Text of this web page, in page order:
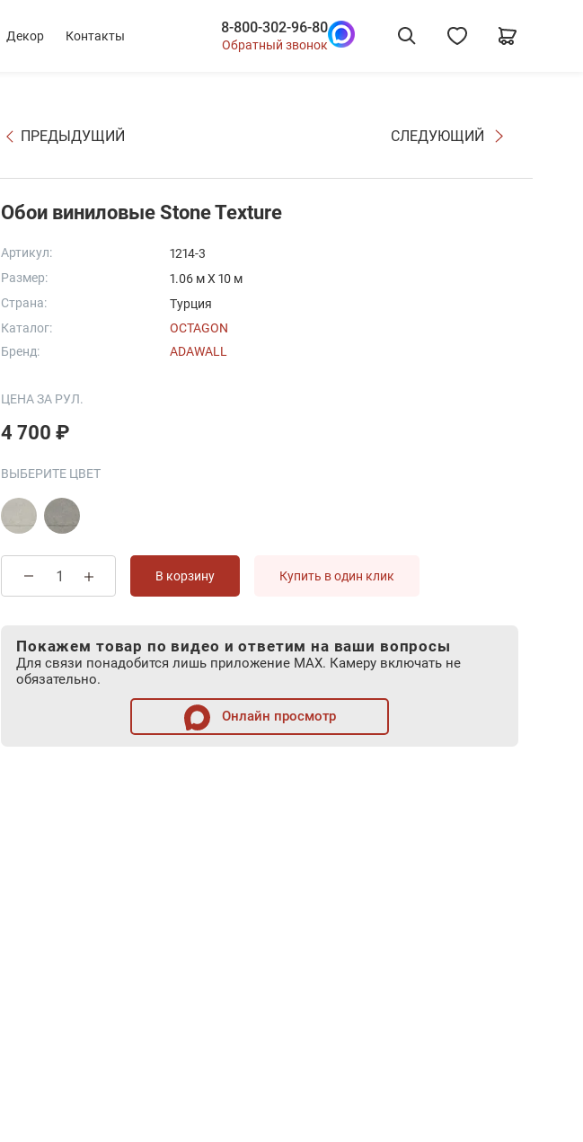
Декор Контакты 8-800-302-96-80
Обратный звонок
ПРЕДЫДУЩИЙ СЛЕДУЮЩИЙ
Обои виниловые Stone Texture
Артикул:
1214-3
Размер:
1.06 м X 10 м
Страна:
Турция
Каталог:
OCTAGON
Бренд:
ADAWALL
ЦЕНА ЗА РУЛ.
4 700 ₽
ВЫБЕРИТЕ ЦВЕТ
В корзину Купить в один клик
Покажем товар по видео и ответим на ваши вопросы
Для связи понадобится лишь приложение MAX. Камеру включать не
обязательно.
Онлайн просмотр